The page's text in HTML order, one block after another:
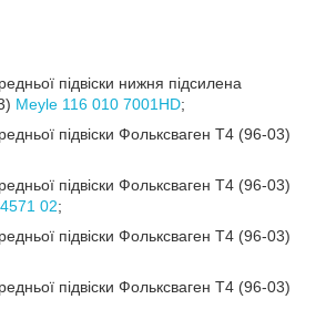
підвіски нижня підсилена
Meyle 116 010 7001HD;
підвіски Фольксваген Т4 (96-03)
підвіски Фольксваген Т4 (96-03)
02;
підвіски Фольксваген Т4 (96-03)
підвіски Фольксваген Т4 (96-03)